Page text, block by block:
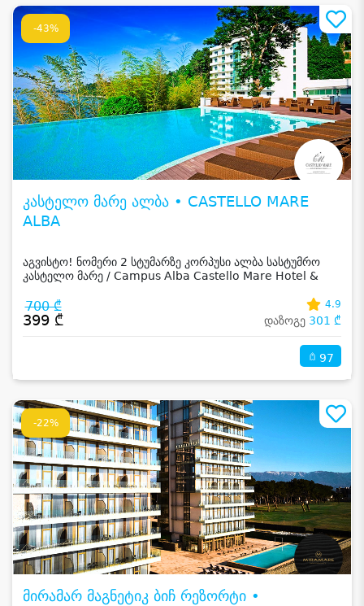
-43%
კასტელო მარე ალბა • CASTELLO MARE
ALBA
აგვისტო! ნომერი 2 სტუმარზე კორპუსი ალბა სასტუმრო
კასტელო მარე / Campus Alba Castello Mare Hotel &
700 ₾
399 ₾
4.9
დაზოგე 301 ₾
97
-22%
მირამარ მაგნეტიკ ბიჩ რეზორტი •